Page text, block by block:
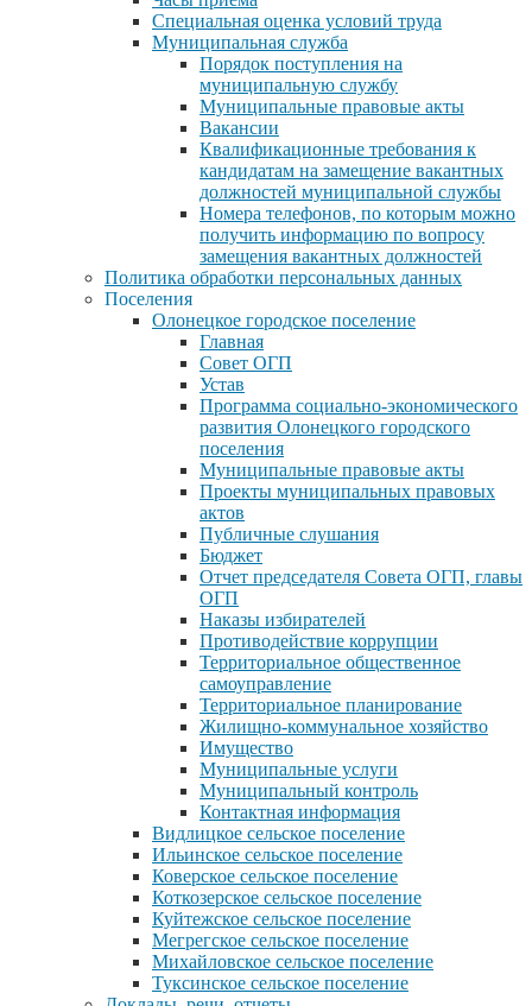
Специальная оценка условий труда
Муниципальная служба
Порядок поступления на
муниципальную службу
Муниципальные правовые акты
Вакансии
Квалификационные требования к
кандидатам на замещение вакантных
должностей муниципальной службы
Номера телефонов, по которым можно
получить информацию по вопросу
замещения вакантных должностей
Политика обработки персональных данных
Поселения
Олонецкое городское поселение
Главная
Совет ОГП
Устав
Программа социально-экономического
развития Олонецкого городского
поселения
Муниципальные правовые акты
Проекты муниципальных правовых
актов
Публичные слушания
Бюджет
Отчет председателя Совета ОГП, главы
ОГП
Наказы избирателей
Противодействие коррупции
Территориальное общественное
самоуправление
Территориальное планирование
Жилищно-коммунальное хозяйство
Имущество
Муниципальные услуги
Муниципальный контроль
Контактная информация
Видлицкое сельское поселение
Ильинское сельское поселение
Коверское сельское поселение
Коткозерское сельское поселение
Куйтежское сельское поселение
Мегрегское сельское поселение
Михайловское сельское поселение
Туксинское сельское поселение